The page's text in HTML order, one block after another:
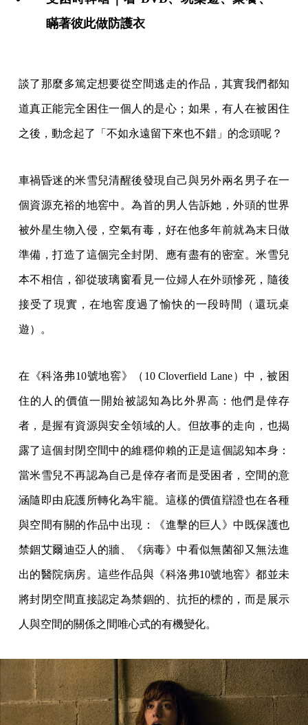
瞞著彼此做防護衣
談了那麼多篤定想要從空間逃走的作品，其實我們都知
道真正能完全困住一個人的是心；如果，有人在被困住
之後，動念起了「不如永遠留下來也不錯」的念頭呢？
車禍昏迷的米雪兒清醒後發現自己與另外兩名男子在一
個資源充裕的地窖中。為首的男人告訴她，外頭的世界
被外星生物入侵，空氣有毒，好在他多年前就為末日做
準備，打造了這個完全封閉、應有盡有的密室。米雪兒
本不相信，卻從玻璃窗看見一位婦人在外頭慘死，隨後
接受了現實，在地窖度過了愉快的一段時間（還玩桌
遊）。
在《科洛弗10號地窖》（10 Cloverfield Lane）中，被困
住的人的價值一開始被認知為比外界高：他們是倖存
者，是握有資源與安全領域的人。但故事的走向，也揭
露了這個封閉空間中的維穩仰賴的正是這個認知本身：
當米雪兒不再認為自己是倖存者而是受困者，空間的意
涵隨即由庇護所轉化為牢籠。這樣的價值辯證也在各種
與空間有關的作品中出現：《進擊的巨人》中既保護也
禁錮艾爾迪亞人的牆、《病毒》中看似無菌卻又無法進
出的醫院病房。這些作品與《科洛弗10號地窖》都並未
將封閉空間直接認定為禁錮的、抗拒的標的，而是展示
人與空間的關係之間唯心式的有機變化。